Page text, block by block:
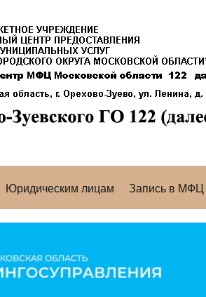
Юридическим лицам Запись в МФЦ